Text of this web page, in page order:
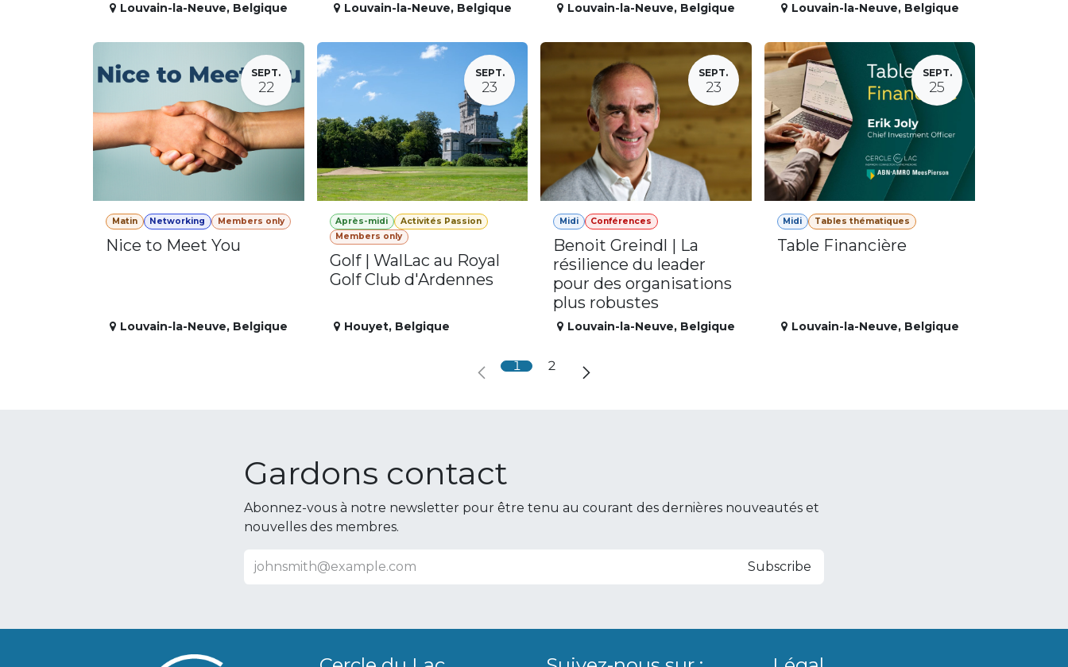
Louvain-la-Neuve, Belgique Louvain-la-Neuve, Belgique Louvain-la-Neuve, Belgique Louvain-la-Neuve, Belgique
SEPT.
22
Matin Networking Members only
Nice to Meet You
Louvain-la-Neuve, Belgique
SEPT.
23
Après-midi
Activités Passion
Members only
Golf | WalLac au Royal
Golf Club d'Ardennes
Houyet, Belgique
SEPT.
23
Midi Conférences
Benoit Greindl | La
résilience du leader
pour des organisations
plus robustes
Louvain-la-Neuve, Belgique
SEPT.
25
Midi Tables thématiques
Table Financière
Louvain-la-Neuve, Belgique
1 2
Gardons contact
Abonnez-vous à notre newsletter pour être tenu au courant des dernières nouveautés et
nouvelles des membres.
Subscribe